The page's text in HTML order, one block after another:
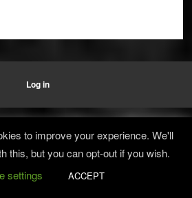
Log in
to improve your experience. We'll
this, but you can opt-out if you wish.
settings
ACCEPT